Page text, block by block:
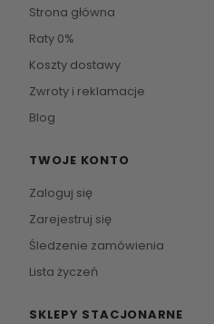
Strona główna
Raty 0%
Koszty dostawy
Zwroty i reklamacje
Blog
TWOJE KONTO
Zaloguj się
Zarejestruj się
Śledzenie zamówienia
Lista życzeń
SKLEPY STACJONARNE